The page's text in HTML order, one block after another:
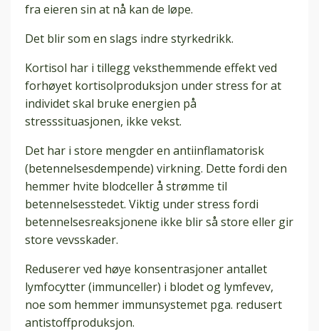
fra eieren sin at nå kan de løpe.
Det blir som en slags indre styrkedrikk.
Kortisol har i tillegg veksthemmende effekt ved
forhøyet kortisolproduksjon under stress for at
individet skal bruke energien på
stresssituasjonen, ikke vekst.
Det har i store mengder en antiinflamatorisk
(betennelsesdempende) virkning. Dette fordi den
hemmer hvite blodceller å strømme til
betennelsesstedet. Viktig under stress fordi
betennelsesreaksjonene ikke blir så store eller gir
store vevsskader.
Reduserer ved høye konsentrasjoner antallet
lymfocytter (immunceller) i blodet og lymfevev,
noe som hemmer immunsystemet pga. redusert
antistoffproduksjon.